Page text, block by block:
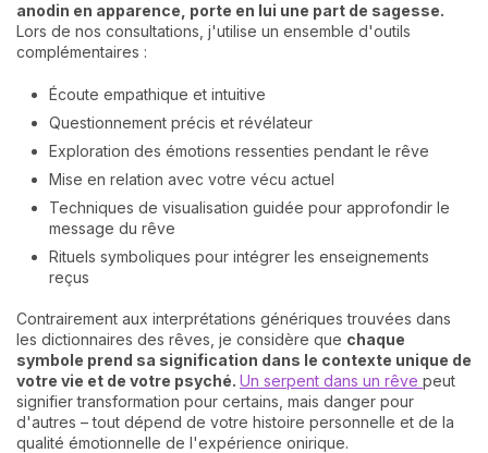
anodin en apparence, porte en lui une part de sagesse.
Lors de nos consultations, j'utilise un ensemble d'outils
complémentaires :
Écoute empathique et intuitive
Questionnement précis et révélateur
Exploration des émotions ressenties pendant le rêve
Mise en relation avec votre vécu actuel
Techniques de visualisation guidée pour approfondir le
message du rêve
Rituels symboliques pour intégrer les enseignements
reçus
Contrairement aux interprétations génériques trouvées dans
les dictionnaires des rêves, je considère que chaque
symbole prend sa signification dans le contexte unique de
votre vie et de votre psyché. Un serpent dans un rêve peut
signifier transformation pour certains, mais danger pour
d'autres – tout dépend de votre histoire personnelle et de la
qualité émotionnelle de l'expérience onirique.